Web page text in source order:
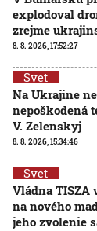
explodoval
zrejme
8. 8. 2026, 17:52:27
Svet
Na Ukrajine
nepoškodená
V. Zelenskyj
8. 8. 2026, 15:34:46
Svet
Vládna TISZA
na nového
jeho zvolenie